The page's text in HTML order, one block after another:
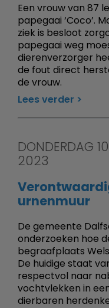
Een vrouw van 87
papegaai ‘Coco’.
ziek is besloot
papegaai weg
dierenverzorger
de fout direct
de vrouw.
Lees verder
DONDERDAG
2023
urnenmuur
De gemeente
onderzoeken hoe
begraafplaats
De huidige staat
respectvol naar
vochtvlekken in
dierbaren